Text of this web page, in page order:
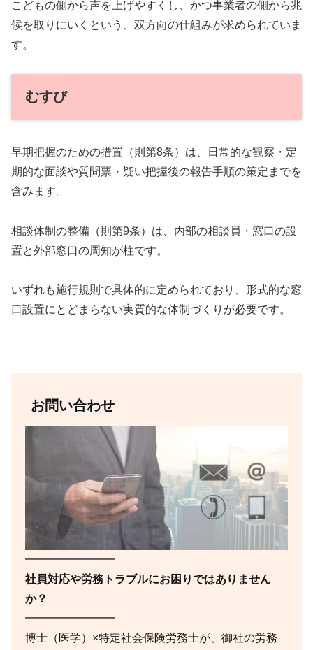
こどもの側から声を上げやすくし、かつ事業者の側から兆
候を取りにいくという、双方向の仕組みが求められていま
す。
むすび
早期把握のための措置（則第8条）は、日常的な観察・定
期的な面談や質問票・疑い把握後の報告手順の策定までを
含みます。
相談体制の整備（則第9条）は、内部の相談員・窓口の設
置と外部窓口の周知が柱です。
いずれも施行規則で具体的に定められており、形式的な窓
口設置にとどまらない実質的な体制づくりが必要です。
お問い合わせ
━━━━━━━━
社員対応や労務トラブルにお困りではありません
か？
━━━━━━━━
博士（医学）×特定社会保険労務士が、御社の労務